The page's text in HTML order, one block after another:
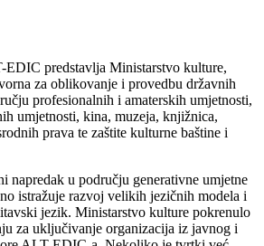
predstavlja Ministarstvo kulture,
za oblikovanje i provedbu državnih
profesionalnih i amaterskih umjetnosti,
umjetnosti, kina, muzeja, knjižnica,
prava te zaštite kulturne baštine i
napredak u području generativne umjetne
istražuje razvoj velikih jezičnih modela i
jezik. Ministarstvo kulture pokrenulo
za uključivanje organizacija iz javnog i